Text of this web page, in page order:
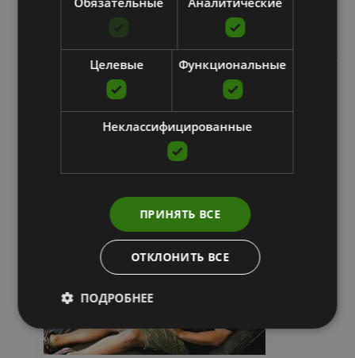
уведомить меня
Целевые Функциональные
Неклассифицированные
ПРИНЯТЬ ВСЕ
ОТКЛОНИТЬ ВСЕ
ПОДРОБНЕЕ